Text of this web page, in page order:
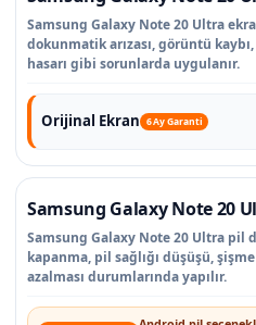
Samsung Galaxy Note 20 Ultra
dokunmatik arızası, görüntü
hasarı gibi sorunlarda uygulanır.
Orijinal Ekran 6 Ay Garanti
Samsung Galaxy Note 20
Samsung Galaxy Note 20 Ultra pil
kapanma, pil sağlığı düşüşü,
azalması durumlarında yapılır.